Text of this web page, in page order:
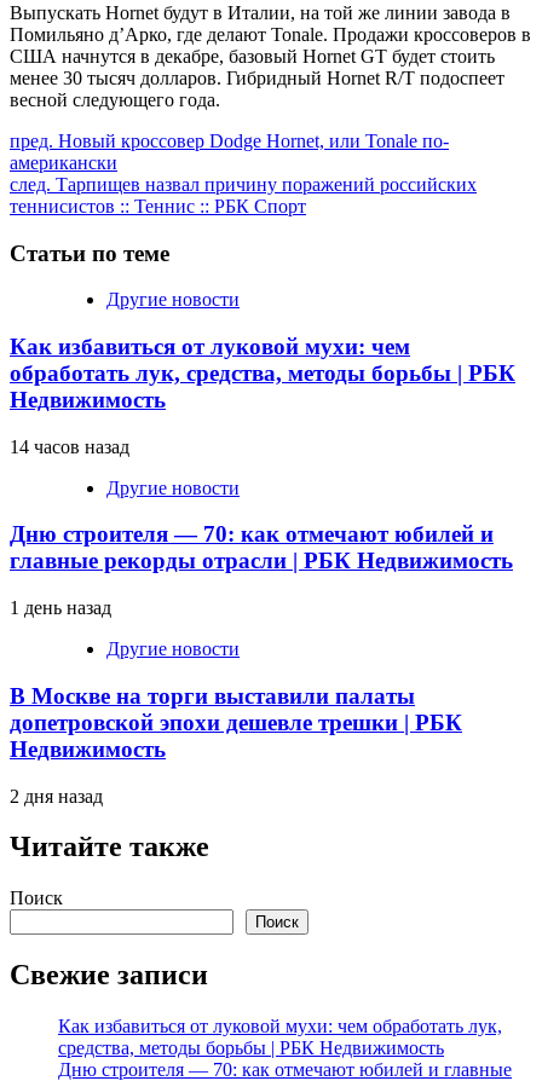
Выпускать Hornet будут в Италии, на той же линии завода в
Помильяно д’Арко, где делают Tonale. Продажи кроссоверов в
США начнутся в декабре, базовый Hornet GT будет стоить
менее 30 тысяч долларов. Гибридный Hornet R/T подоспеет
весной следующего года.
Продолжить
чтение
пред. Новый кроссовер Dodge Hornet, или Tonale по-
американски
след. Тарпищев назвал причину поражений российских
теннисистов :: Теннис :: РБК Спорт
Статьи по теме
Другие новости
Как избавиться от луковой мухи: чем
обработать лук, средства, методы борьбы | РБК
Недвижимость
14 часов назад
Другие новости
Дню строителя — 70: как отмечают юбилей и
главные рекорды отрасли | РБК Недвижимость
1 день назад
Другие новости
В Москве на торги выставили палаты
допетровской эпохи дешевле трешки | РБК
Недвижимость
2 дня назад
Читайте также
Поиск
Поиск
Свежие записи
Как избавиться от луковой мухи: чем обработать лук,
средства, методы борьбы | РБК Недвижимость
Дню строителя — 70: как отмечают юбилей и главные